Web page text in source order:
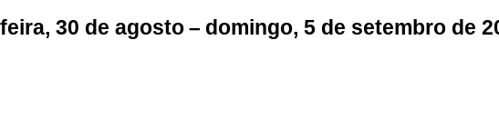
30 de agosto – domingo, 5 de setembro de